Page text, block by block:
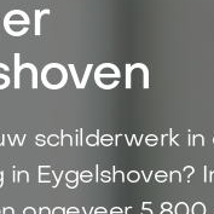
schilderwerk in
Eygelshoven?